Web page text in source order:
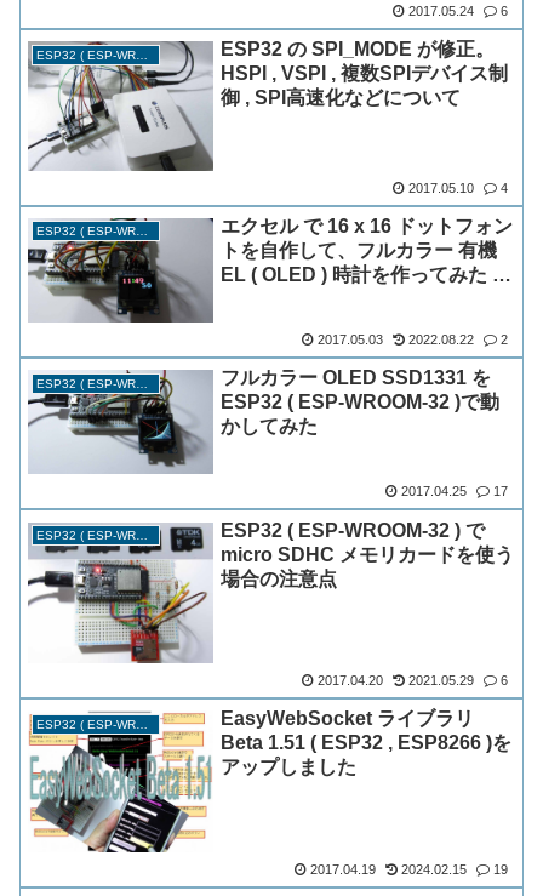
2017.05.24 6
ESP32 ( ESP-WROOM-32 )
ESP32 の SPI_MODE が修正。
HSPI , VSPI , 複数SPIデバイス制
御 , SPI高速化などについて
2017.05.10 4
ESP32 ( ESP-WROOM-32 )
エクセル で 16 x 16 ドットフォン
トを自作して、フルカラー 有機
EL ( OLED ) 時計を作ってみた (
2017.05.03 2022.08.22 2
ESP32 ( ESP-WROOM-32 )
フルカラー OLED SSD1331 を
ESP32 ( ESP-WROOM-32 )で動
かしてみた
2017.04.25 17
ESP32 ( ESP-WROOM-32 )
ESP32 ( ESP-WROOM-32 ) で
micro SDHC メモリカードを使う
場合の注意点
2017.04.20 2021.05.29 6
ESP32 ( ESP-WROOM-32 )
EasyWebSocket ライブラリ
Beta 1.51 ( ESP32 , ESP8266 )を
アップしました
2017.04.19 2024.02.15 19